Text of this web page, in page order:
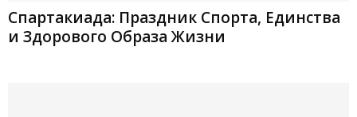
Спартакиада: Праздник Спорта, Единства
и Здорового Образа Жизни